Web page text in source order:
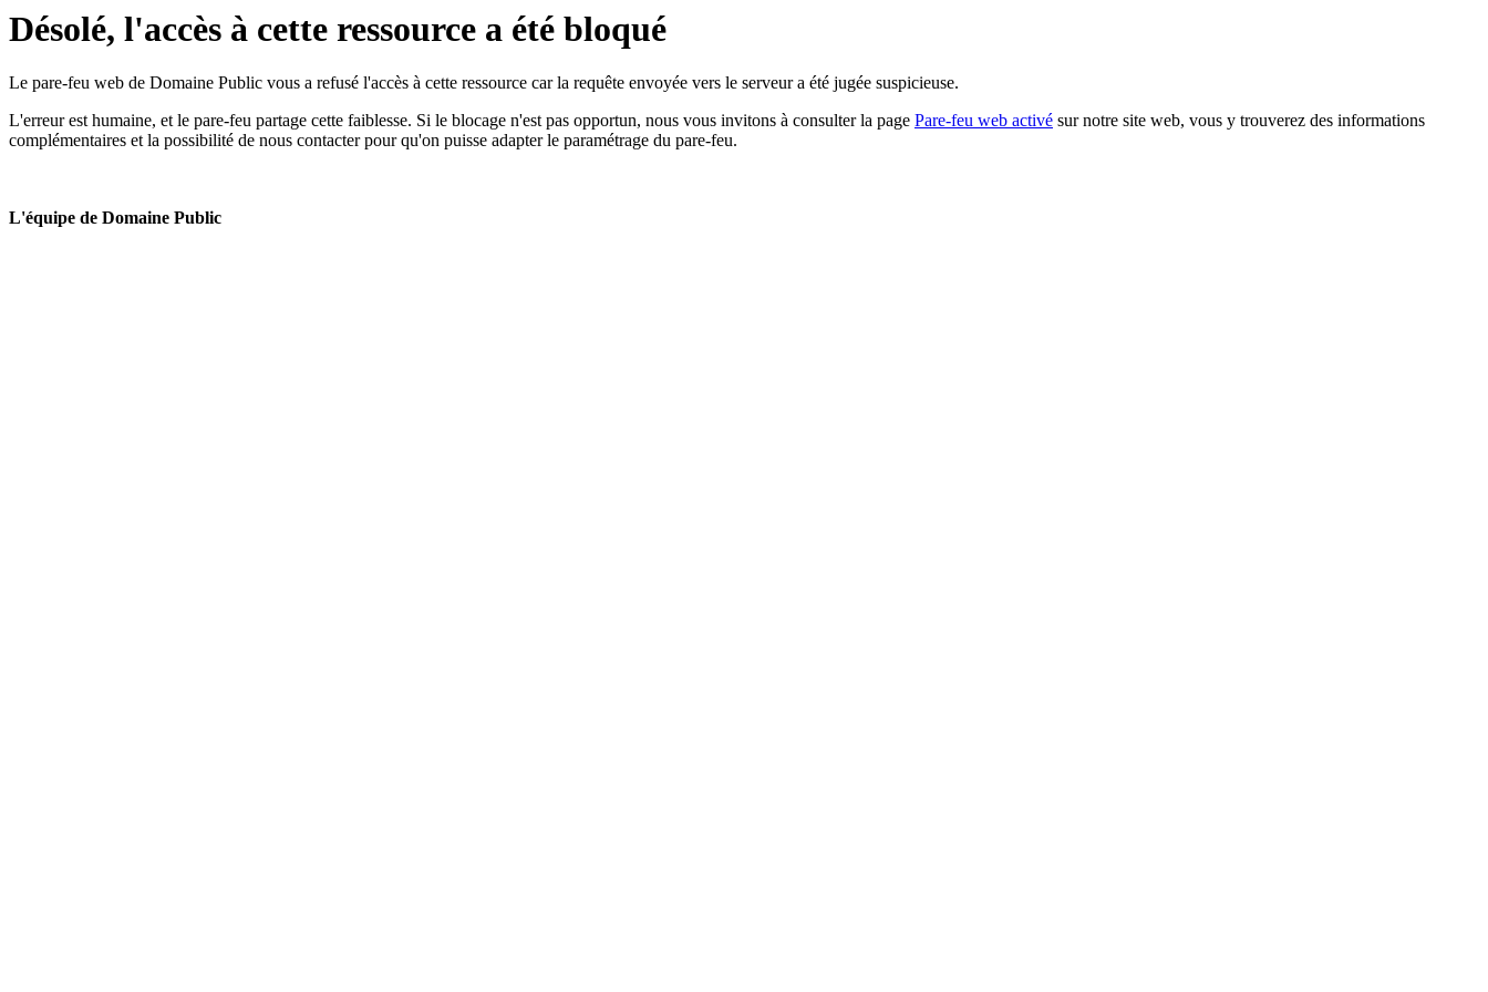
Désolé, l'accès à cette ressource a été bloqué
Le pare-feu web de Domaine Public vous a refusé l'accès à cette ressource car la requête envoyée vers le serveur a été jugée suspicieuse.
L'erreur est humaine, et le pare-feu partage cette faiblesse. Si le blocage n'est pas opportun, nous vous invitons à consulter la page Pare-feu web activé sur notre site web, vous y trouverez des informations
complémentaires et la possibilité de nous contacter pour qu'on puisse adapter le paramétrage du pare-feu.
L'équipe de Domaine Public